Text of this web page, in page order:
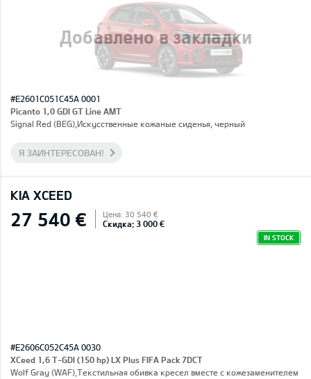
Добавлено в закладки
#E2601C051C45A 0001
Picanto 1,0 GDI GT Line AMT
Signal Red (BEG),Искусственные кожаные сиденья, черный
Я ЗАИНТЕРЕСОВАН!
KIA XCEED
27 540 € Цена: 30 540 €
Скидка: 3 000 €
IN STOCK
#E2606C052C45A 0030
XCeed 1,6 T-GDI (150 hp) LX Plus FIFA Pack 7DCT
Wolf Gray (WAF),Текстильная обивка кресел вместе с кожезаменителем